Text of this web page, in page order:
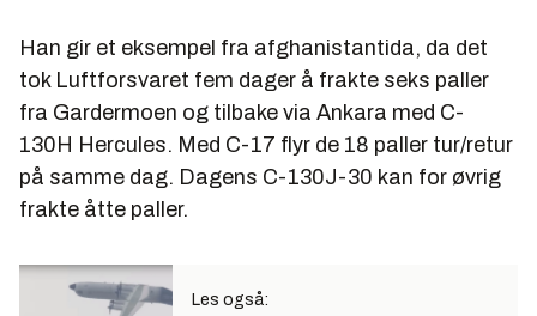
Han gir et eksempel fra afghanistantida, da det
tok Luftforsvaret fem dager å frakte seks paller
fra Gardermoen og tilbake via Ankara med C-
130H Hercules. Med C-17 flyr de 18 paller tur/retur
på samme dag. Dagens C-130J-30 kan for øvrig
frakte åtte paller.
Les også: